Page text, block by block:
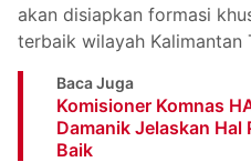
akan disiapkan formasi
terbaik wilayah Kalimantan
Baca Juga
Komisioner Komnas
Damanik Jelaskan Hal
Baik